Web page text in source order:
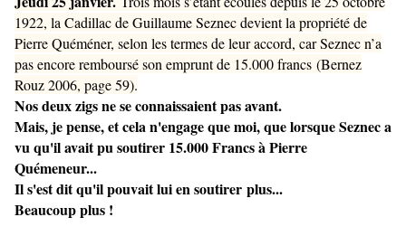
1922, la Cadillac de Guillaume Seznec devient la propriété de
Pierre Quéméner, selon les termes de leur accord, car Seznec n’a
pas encore remboursé son emprunt de 15.000 francs (Bernez
Rouz 2006, page 59).
Nos deux zigs ne se connaissaient pas avant.
Mais, je pense, et cela n'engage que moi, que lorsque Seznec a
vu qu'il avait pu soutirer 15.000 Francs à Pierre
Quémeneur...
Il s'est dit qu'il pouvait lui en soutirer plus...
Beaucoup plus !